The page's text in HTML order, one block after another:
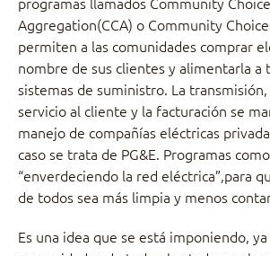
Aggregation(CCA) o Community
permiten a las comunidades comprar
nombre de sus clientes y alimentarla a
sistemas de suministro. La
servicio al cliente y la facturación se
manejo de compañías eléctricas
caso se trata de PG&E. Programas
“enverdeciendo la red eléctrica”,para
de todos sea más limpia y menos
Es una idea que se está imponiendo,